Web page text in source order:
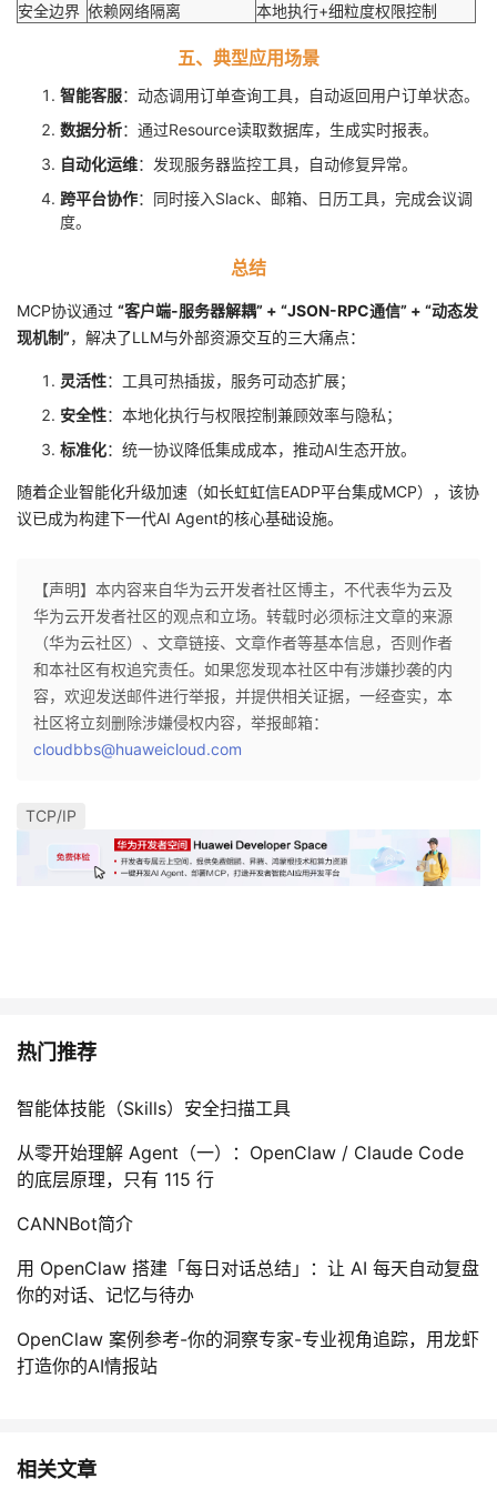
安全边界 依赖网络隔离 本地执行+细粒度权限控制
五、典型应用场景
智能客服：动态调用订单查询工具，自动返回用户订单状态。
数据分析：通过Resource读取数据库，生成实时报表。
自动化运维：发现服务器监控工具，自动修复异常。
跨平台协作：同时接入Slack、邮箱、日历工具，完成会议调
度。
总结
MCP协议通过 “客户端-服务器解耦” + “JSON-RPC通信” + “动态发
现机制”，解决了LLM与外部资源交互的三大痛点：
灵活性：工具可热插拔，服务可动态扩展；
安全性：本地化执行与权限控制兼顾效率与隐私；
标准化：统一协议降低集成成本，推动AI生态开放。
随着企业智能化升级加速（如长虹虹信EADP平台集成MCP），该协
议已成为构建下一代AI Agent的核心基础设施。
【声明】本内容来自华为云开发者社区博主，不代表华为云及
华为云开发者社区的观点和立场。转载时必须标注文章的来源
（华为云社区）、文章链接、文章作者等基本信息，否则作者
和本社区有权追究责任。如果您发现本社区中有涉嫌抄袭的内
容，欢迎发送邮件进行举报，并提供相关证据，一经查实，本
社区将立刻删除涉嫌侵权内容，举报邮箱：
cloudbbs@huaweicloud.com
TCP/IP
热门推荐
智能体技能（Skills）安全扫描工具
从零开始理解 Agent（一）：OpenClaw / Claude Code
的底层原理，只有 115 行
CANNBot简介
用 OpenClaw 搭建「每日对话总结」：让 AI 每天自动复盘
你的对话、记忆与待办
OpenClaw 案例参考-你的洞察专家-专业视角追踪，用龙虾
打造你的AI情报站
相关文章